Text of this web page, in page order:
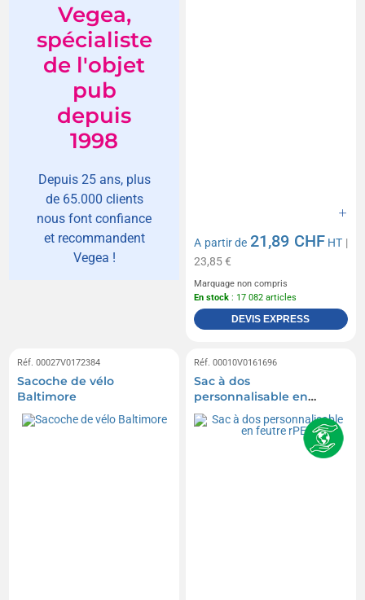
Vegea,
spécialiste
de l'objet
pub
depuis
1998
Depuis 25 ans, plus
de 65.000 clients
nous font confiance
et recommandent
Vegea !
A partir de 21,89 CHF HT |
23,85 €
Marquage non compris
En stock : 17 082 articles
DEVIS EXPRESS
Réf. 00027V0172384
Sacoche de vélo
Baltimore
Réf. 00010V0161696
Sac à dos
personnalisable en
feutre rPET